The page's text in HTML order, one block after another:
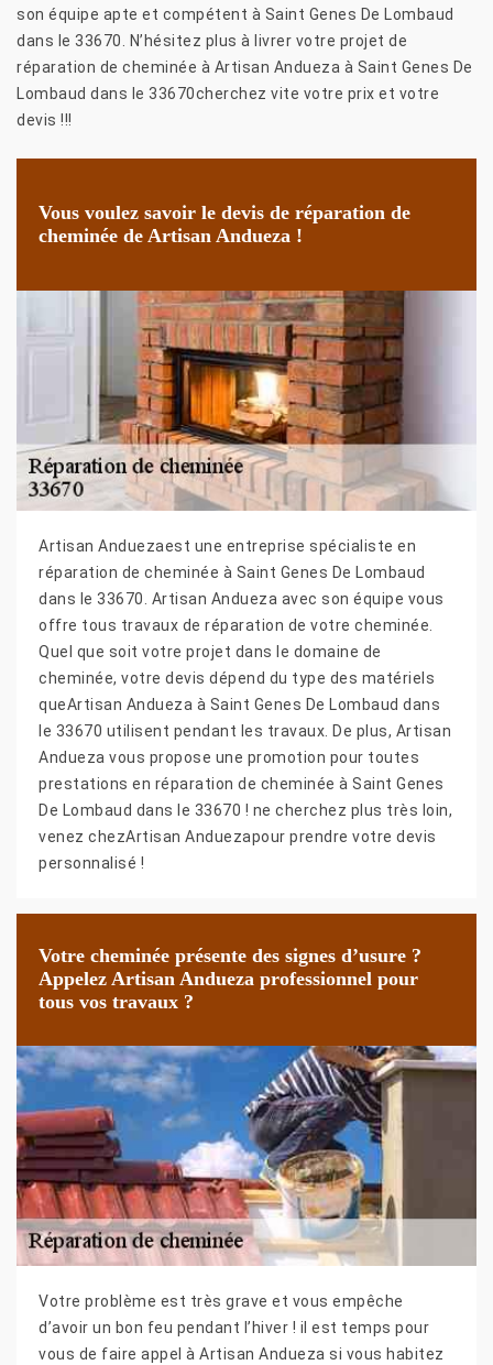
son équipe apte et compétent à Saint Genes De Lombaud
dans le 33670. N’hésitez plus à livrer votre projet de
réparation de cheminée à Artisan Andueza à Saint Genes De
Lombaud dans le 33670cherchez vite votre prix et votre
devis !!!
Vous voulez savoir le devis de réparation de
cheminée de Artisan Andueza !
Artisan Anduezaest une entreprise spécialiste en
réparation de cheminée à Saint Genes De Lombaud
dans le 33670. Artisan Andueza avec son équipe vous
offre tous travaux de réparation de votre cheminée.
Quel que soit votre projet dans le domaine de
cheminée, votre devis dépend du type des matériels
queArtisan Andueza à Saint Genes De Lombaud dans
le 33670 utilisent pendant les travaux. De plus, Artisan
Andueza vous propose une promotion pour toutes
prestations en réparation de cheminée à Saint Genes
De Lombaud dans le 33670 ! ne cherchez plus très loin,
venez chezArtisan Anduezapour prendre votre devis
personnalisé !
Votre cheminée présente des signes d’usure ?
Appelez Artisan Andueza professionnel pour
tous vos travaux ?
Votre problème est très grave et vous empêche
d’avoir un bon feu pendant l’hiver ! il est temps pour
vous de faire appel à Artisan Andueza si vous habitez